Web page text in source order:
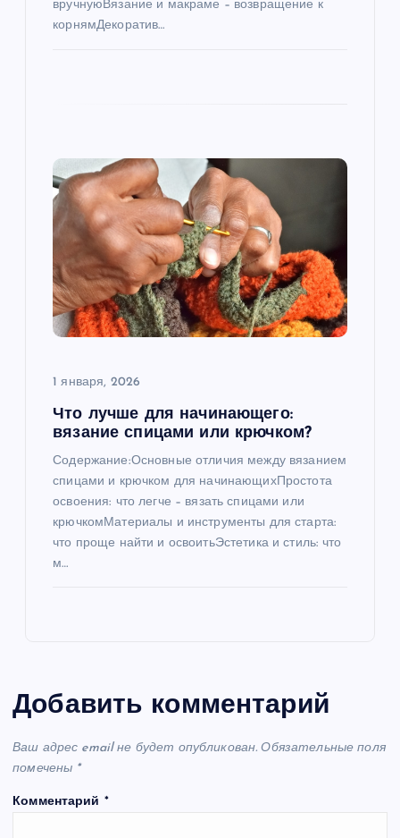
вручнуюВязание и макраме – возвращение к
корнямДекоратив…
1 января, 2026
Что лучше для начинающего:
вязание спицами или крючком?
Содержание:Основные отличия между вязанием
спицами и крючком для начинающихПростота
освоения: что легче – вязать спицами или
крючкомМатериалы и инструменты для старта:
что проще найти и освоитьЭстетика и стиль: что
м…
Добавить комментарий
Ваш адрес email не будет опубликован. Обязательные поля
помечены *
Комментарий *